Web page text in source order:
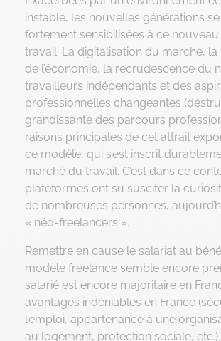
instable, les nouvelles générations
fortement sensibilisées à ce
travail. La digitalisation du marché, la
de l’économie, la recrudescence du
travailleurs indépendants et des
professionnelles changeantes
grandissante des parcours
raisons principales de cet attrait
ce modèle, qui s’est inscrit
marché du travail. C’est dans ce
plateformes ont su susciter la
de nombreuses personnes,
« néo-freelancers ».
Remettre en cause le salariat au
modèle freelance semble encore
salarié est encore majoritaire en
avantages indéniables en France
l’emploi, appartenance à une
au logement, protection sociale, etc.).